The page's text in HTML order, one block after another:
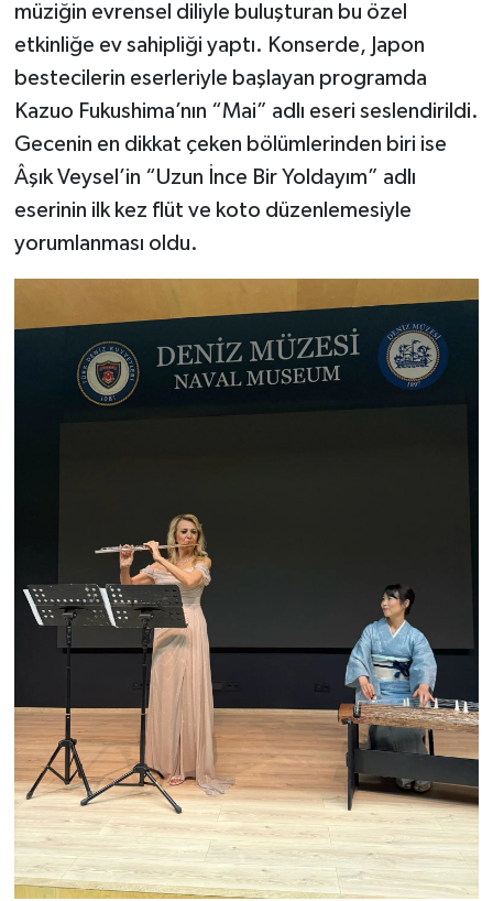
müziğin evrensel diliyle buluşturan bu özel
etkinliğe ev sahipliği yaptı. Konserde, Japon
bestecilerin eserleriyle başlayan programda
Kazuo Fukushima’nın “Mai” adlı eseri seslendirildi.
Gecenin en dikkat çeken bölümlerinden biri ise
Âşık Veysel’in “Uzun İnce Bir Yoldayım” adlı
eserinin ilk kez flüt ve koto düzenlemesiyle
yorumlanması oldu.